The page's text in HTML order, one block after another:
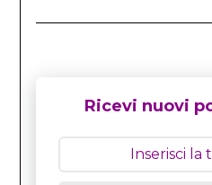
Ricevi nuovi